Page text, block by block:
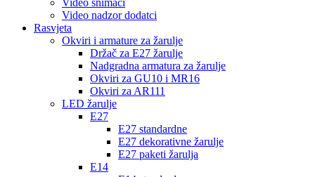
Video snimači
Video nadzor dodatci
Rasvjeta
Okviri i armature za žarulje
Držač za E27 žarulje
Nadgradna armatura za žarulje
Okviri za GU10 i MR16
Okviri za AR111
LED žarulje
E27
E27 standardne
E27 dekorativne žarulje
E27 paketi žarulja
E14